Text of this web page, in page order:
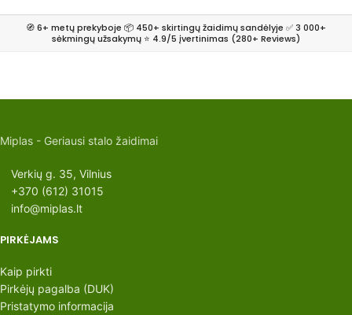
🧭 6+ metų prekyboje 📦 450+ skirtingų žaidimų sandėlyje ✅ 3 000+
sėkmingų užsakymų ⭐ 4.9/5 įvertinimas (280+ Reviews)
Miplas - Geriausi stalo žaidimai
Verkių g. 35, Vilnius
+370 (612) 31015
info@miplas.lt
PIRKĖJAMS
Kaip pirkti
Pirkėjų pagalba (DUK)
Pristatymo informacija